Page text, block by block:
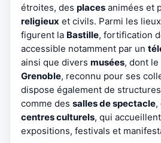
étroites, des places animées et
religieux et civils. Parmi les
figurent la Bastille, fortification
accessible notamment par un
ainsi que divers musées, dont le
Grenoble, reconnu pour ses
dispose également de
comme des salles de spectacle,
centres culturels, qui
expositions, festivals et